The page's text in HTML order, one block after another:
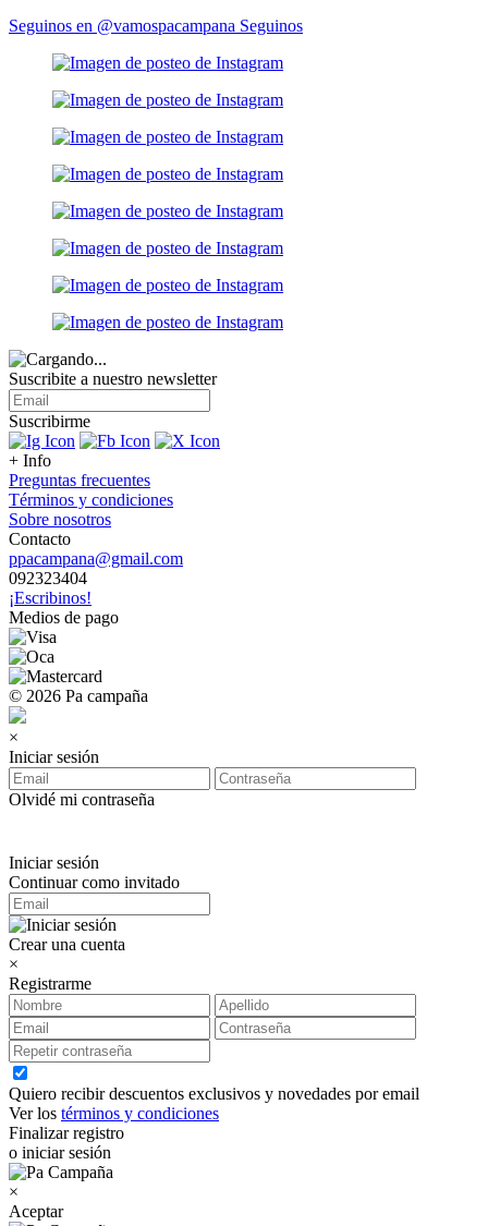
Seguinos en @vamospacampana Seguinos
Suscribite a nuestro newsletter
Suscribirme
+ Info
Preguntas frecuentes
Términos y condiciones
Sobre nosotros
Contacto
ppacampana@gmail.com
092323404
¡Escribinos!
Medios de pago
© 2026 Pa campaña
×
Iniciar sesión
Olvidé mi contraseña
Iniciar sesión
Continuar como invitado
Crear una cuenta
×
Registrarme
Quiero recibir descuentos exclusivos y novedades por email
Ver los términos y condiciones
Finalizar registro
o iniciar sesión
×
Aceptar